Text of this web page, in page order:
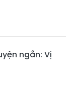
ngắn: Vị